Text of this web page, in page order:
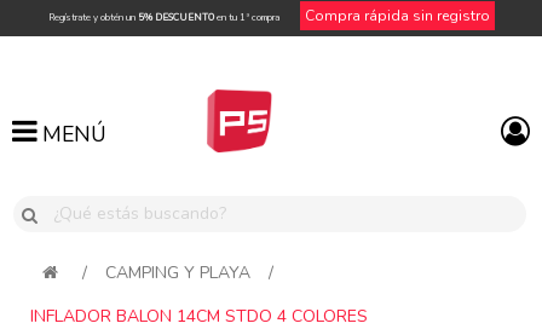
Regístrate y obtén un 5% DESCUENTOen tu 1ª compra Compra rápida sin registro
MENÚ
MENÚ
/ CAMPING Y PLAYA
/
INFLADOR BALON 14CM STDO 4 COLORES